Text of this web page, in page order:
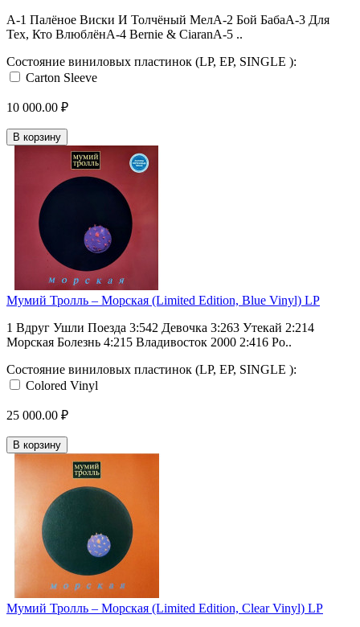
A-1 Палёное Виски И Толчёный МелA-2 Бой БабаA-3 Для
Тех, Кто ВлюблёнA-4 Bernie & CiaranA-5 ..
Состояние виниловых пластинок (LP, EP, SINGLE ):
Carton Sleeve
10 000.00 ₽
В корзину
Мумий Тролль ‎– Морская (Limited Edition, Blue Vinyl) LP
1 Вдруг Ушли Поезда 3:542 Девочка 3:263 Утекай 2:214
Морская Болезнь 4:215 Владивосток 2000 2:416 Ро..
Состояние виниловых пластинок (LP, EP, SINGLE ):
Colored Vinyl
25 000.00 ₽
В корзину
Мумий Тролль ‎– Морская (Limited Edition, Clear Vinyl) LP